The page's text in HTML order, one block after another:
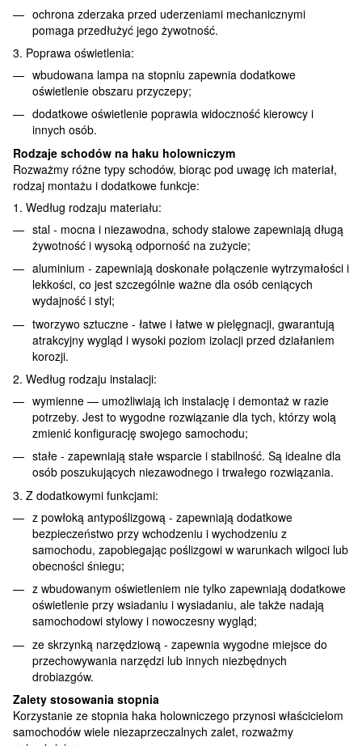
ochrona zderzaka przed uderzeniami mechanicznymi
pomaga przedłużyć jego żywotność.
3. Poprawa oświetlenia:
wbudowana lampa na stopniu zapewnia dodatkowe
oświetlenie obszaru przyczepy;
dodatkowe oświetlenie poprawia widoczność kierowcy i
innych osób.
Rodzaje schodów na haku holowniczym
Rozważmy różne typy schodów, biorąc pod uwagę ich materiał,
rodzaj montażu i dodatkowe funkcje:
1. Według rodzaju materiału:
stal - mocna i niezawodna, schody stalowe zapewniają długą
żywotność i wysoką odporność na zużycie;
aluminium - zapewniają doskonałe połączenie wytrzymałości i
lekkości, co jest szczególnie ważne dla osób ceniących
wydajność i styl;
tworzywo sztuczne - łatwe i łatwe w pielęgnacji, gwarantują
atrakcyjny wygląd i wysoki poziom izolacji przed działaniem
korozji.
2. Według rodzaju instalacji:
wymienne — umożliwiają ich instalację i demontaż w razie
potrzeby. Jest to wygodne rozwiązanie dla tych, którzy wolą
zmienić konfigurację swojego samochodu;
stałe - zapewniają stałe wsparcie i stabilność. Są idealne dla
osób poszukujących niezawodnego i trwałego rozwiązania.
3. Z dodatkowymi funkcjami:
z powłoką antypoślizgową - zapewniają dodatkowe
bezpieczeństwo przy wchodzeniu i wychodzeniu z
samochodu, zapobiegając poślizgowi w warunkach wilgoci lub
obecności śniegu;
z wbudowanym oświetleniem nie tylko zapewniają dodatkowe
oświetlenie przy wsiadaniu i wysiadaniu, ale także nadają
samochodowi stylowy i nowoczesny wygląd;
ze skrzynką narzędziową - zapewnia wygodne miejsce do
przechowywania narzędzi lub innych niezbędnych
drobiazgów.
Zalety stosowania stopnia
Korzystanie ze stopnia haka holowniczego przynosi właścicielom
samochodów wiele niezaprzeczalnych zalet, rozważmy